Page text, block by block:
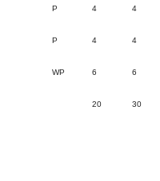
P 4 4
P 4 4
WP 6 6
20 30